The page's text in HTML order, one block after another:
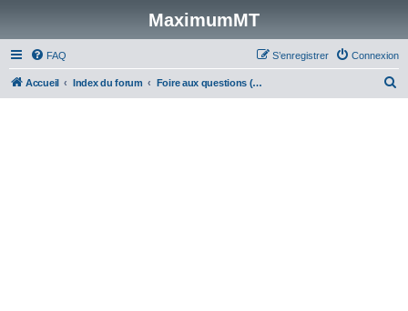
MaximumMT
FAQ Connexion
S’enregistrer
Accueil Index du forum Foire aux questions (Questions posées fréquemment)